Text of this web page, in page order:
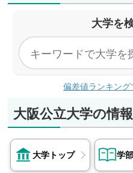
大学を
偏差値ランキン
大阪公立大学の情
大学トップ 学